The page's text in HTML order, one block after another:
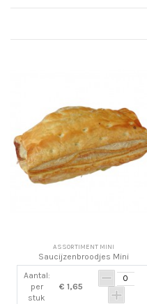
ASSORTIMENT MINI
Saucijzenbroodjes Mini
Aantal:
per
stuk
€ 1,65